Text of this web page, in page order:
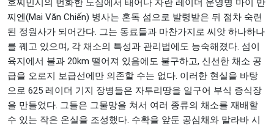
호찌민시의 번화한 도심에서 태어나 자란 레이더 운영병 마이 반
찌엔(Mai Văn Chiến) 병사는 혼독 섬으로 발령받은 뒤 점차 숙련
된 정원사가 되어간다. 그는 동료들과 마찬가지로 씨앗 하나하나
를 꿰고 있으며, 각 채소의 특성과 관리법에도 능숙해졌다. 섬이
육지에서 불과 20km 떨어져 있음에도 불구하고, 신선한 채소 공
급을 오로지 보급선에만 의존할 수는 없다. 이러한 현실을 바탕
으로 625 레이더 기지 장병들은 자투리땅을 일구어 부식 증식장
을 만들었다. 그들은 그물망을 쳐서 여러 종류의 채소를 재배할
수 있는 작은 온실을 조성했다. 수확을 앞둔 공심채와 말라바 시